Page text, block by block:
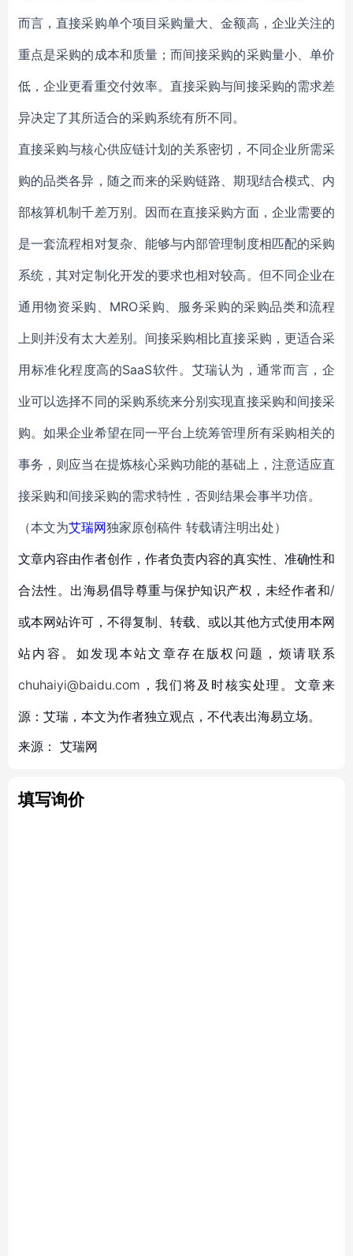
而言，直接采购单个项目采购量大、金额高，企业关注的
重点是采购的成本和质量；而间接采购的采购量小、单价
低，企业更看重交付效率。直接采购与间接采购的需求差
异决定了其所适合的采购系统有所不同。
直接采购与核心供应链计划的关系密切，不同企业所需采
购的品类各异，随之而来的采购链路、期现结合模式、内
部核算机制千差万别。因而在直接采购方面，企业需要的
是一套流程相对复杂、能够与内部管理制度相匹配的采购
系统，其对定制化开发的要求也相对较高。但不同企业在
通用物资采购、MRO采购、服务采购的采购品类和流程
上则并没有太大差别。间接采购相比直接采购，更适合采
用标准化程度高的SaaS软件。艾瑞认为，通常而言，企
业可以选择不同的采购系统来分别实现直接采购和间接采
购。如果企业希望在同一平台上统筹管理所有采购相关的
事务，则应当在提炼核心采购功能的基础上，注意适应直
接采购和间接采购的需求特性，否则结果会事半功倍。
（本文为艾瑞网独家原创稿件 转载请注明出处）
文章内容由作者创作，作者负责内容的真实性、准确性和
合法性。出海易倡导尊重与保护知识产权，未经作者和/
或本网站许可，不得复制、转载、或以其他方式使用本网
站内容。如发现本站文章存在版权问题，烦请联系
chuhaiyi@baidu.com，我们将及时核实处理。文章来
源：艾瑞，本文为作者独立观点，不代表出海易立场。
来源： 艾瑞网
填写询价